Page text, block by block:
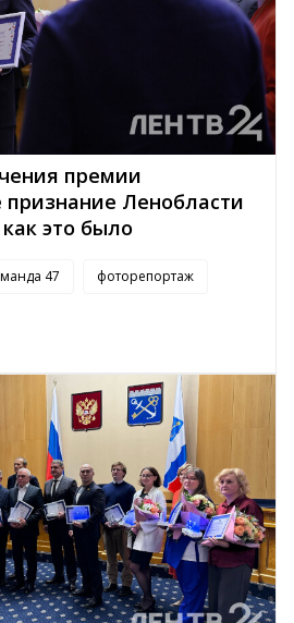
премии
Ленобласти
это было
47 фоторепортаж